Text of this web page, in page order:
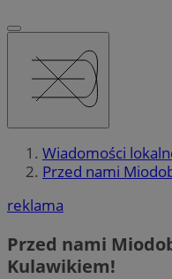
Wiadomości
Przed nami
reklama
Przed nami
Kulawikiem!